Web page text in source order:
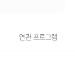
연관 프로그램